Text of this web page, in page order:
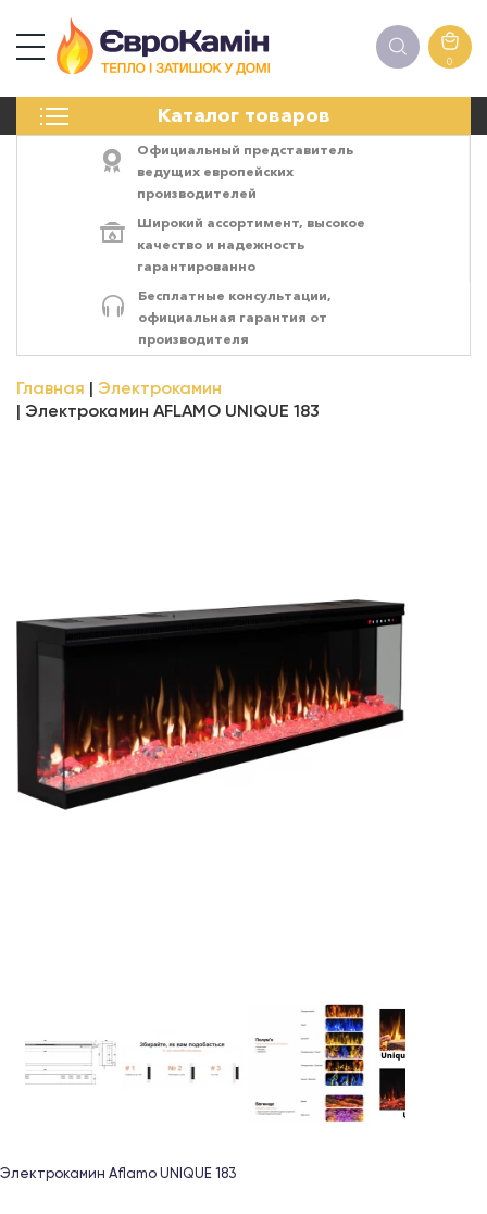
0
Каталог товаров
ПЕЧИ
ЭЛЕКТРОКАМИН
АКСЕССУАРЫ
ЭНЕРГОСИСТЕМЫ
Официальный представитель
ведущих европейских
производителей
Широкий ассортимент, высокое
качество и надежность
гарантированно
Бесплатные консультации,
официальная гарантия от
производителя
Главная
Электрокамин
Электрокамин AFLAMO UNIQUE 183
Электрокамин Aflamo UNIQUE 183